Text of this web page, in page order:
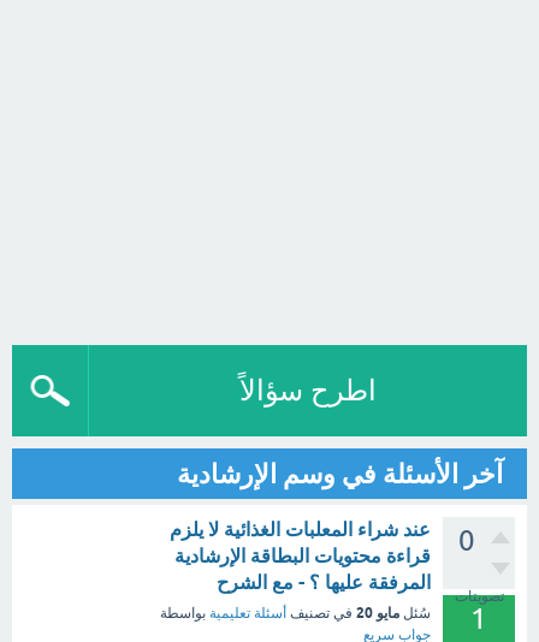
اطرح سؤالاً
آخر الأسئلة في وسم الإرشادية
0
تصويتات
1
عند شراء المعلبات الغذائية لا يلزم
قراءة محتويات البطاقة الإرشادية
المرفقة عليها ؟ - مع الشرح
سُئل مايو 20 في تصنيف أسئلة تعليمية بواسطة
جواب سريع